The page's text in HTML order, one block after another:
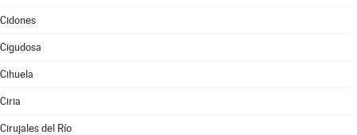
Cidones
Cigudosa
Cihuela
Ciria
Cirujales del Río